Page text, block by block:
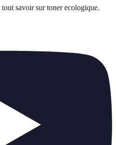
savoir sur toner ecologique.